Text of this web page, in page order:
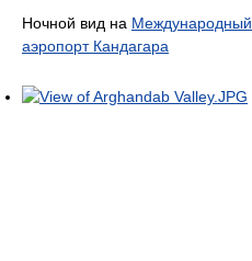
Ночной вид на Международный
аэропорт Кандагара